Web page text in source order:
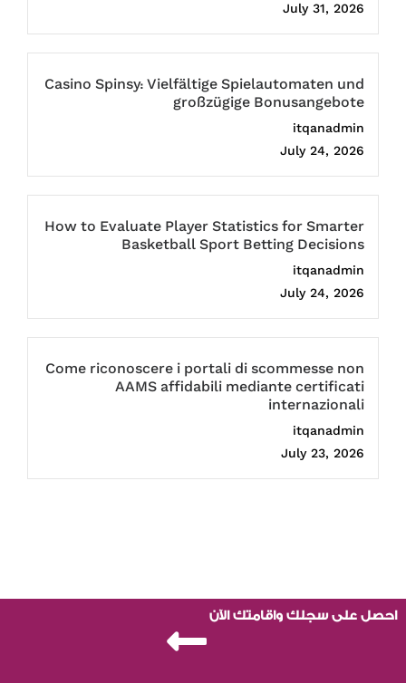
July 31, 2026
Casino Spinsy: Vielfältige Spielautomaten und
großzügige Bonusangebote
itqanadmin
July 24, 2026
How to Evaluate Player Statistics for Smarter
Basketball Sport Betting Decisions
itqanadmin
July 24, 2026
Come riconoscere i portali di scommesse non
AAMS affidabili mediante certificati
internazionali
itqanadmin
July 23, 2026
احصل على سجلك واقامتك الآن